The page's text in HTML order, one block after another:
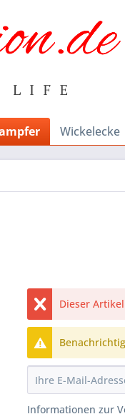
Wickelecke
Dieser
Informationen zur